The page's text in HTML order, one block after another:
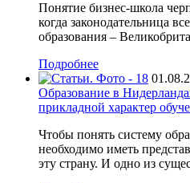
Понятие бизнес-школа
когда законодательница
образования –
Подробнее
Образование в
прикладной характер
Чтобы понять систему
необходимо иметь
эту страну. И одно из